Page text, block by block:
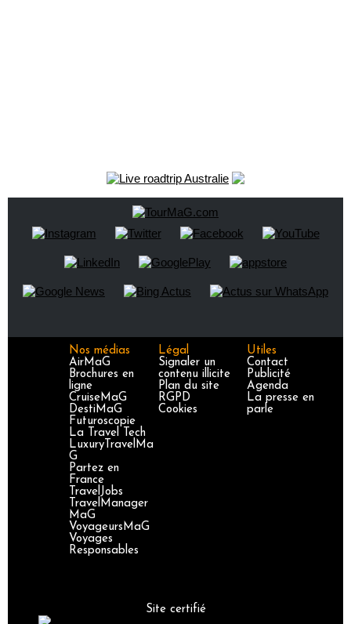
Nos médias
AirMaG
Brochures en
ligne
CruiseMaG
DestiMaG
Futuroscopie
La Travel Tech
LuxuryTravelMa
G
Partez en
France
TravelJobs
TravelManager
MaG
VoyageursMaG
Voyages
Responsables
Légal
Signaler un
contenu illicite
Plan du site
RGPD
Cookies
Utiles
Contact
Publicité
Agenda
La presse en
parle
Site certifié